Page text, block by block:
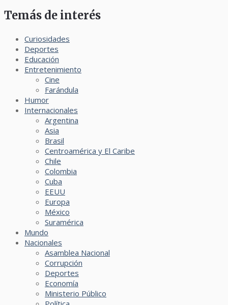
Temás de interés
Curiosidades
Deportes
Educación
Entretenimiento
Cine
Farándula
Humor
Internacionales
Argentina
Asia
Brasil
Centroamérica y El Caribe
Chile
Colombia
Cuba
EEUU
Europa
México
Suramérica
Mundo
Nacionales
Asamblea Nacional
Corrupción
Deportes
Economía
Ministerio Público